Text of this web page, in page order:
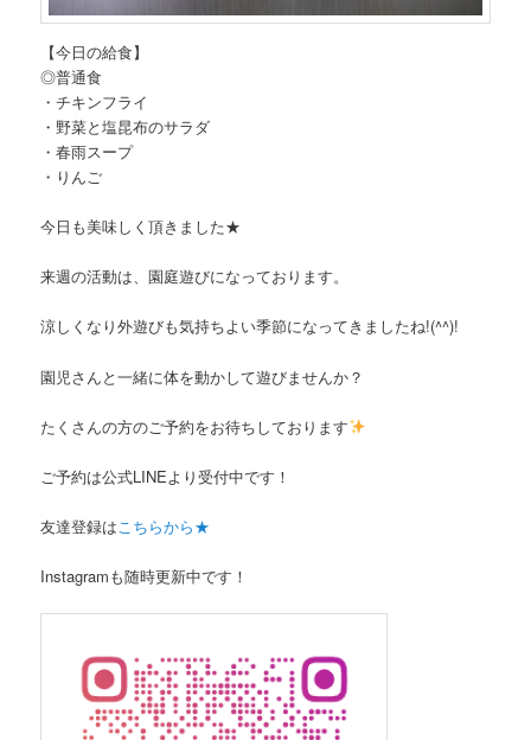
【今日の給食】
◎普通食
・チキンフライ
・野菜と塩昆布のサラダ
・春雨スープ
・りんご
今日も美味しく頂きました★
来週の活動は、園庭遊びになっております。
涼しくなり外遊びも気持ちよい季節になってきましたね!(^^)!
園児さんと一緒に体を動かして遊びませんか？
たくさんの方のご予約をお待ちしております
ご予約は公式LINEより受付中です！
友達登録はこちらから★
Instagramも随時更新中です！